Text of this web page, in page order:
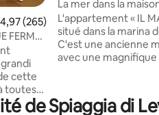
moyenne sur la base de
4,97 (265)
FERMÉE
cette
toutes
La mer dans la
L'appartement « IL
situé dans la marina
C'est une ancienne
avec une
restaurants, mais
côté de la gare maritime.
de Spiaggia di